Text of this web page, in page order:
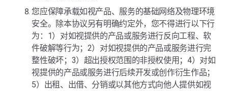
您应保障承载如视产品、服务的基础网络及物理环境
安全。除本协议另有明确约定外，您不得进行以下行
为：1）对如视提供的产品或服务进行反向工程、软
件破解等行为；2）对如视提供的产品或服务进行完
整性破坏；3）超出授权范围的非授权使用；4）对如
视提供的产品或服务进行后续开发或创作衍生作品；
5）出租、出借、分销或以其他方式向他人提供如视